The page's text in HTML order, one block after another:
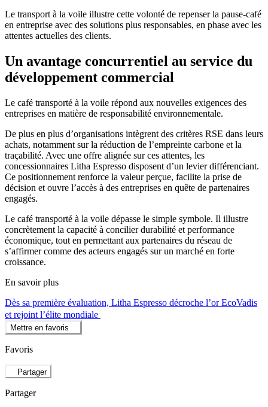
Le transport à la voile illustre cette volonté de repenser la pause-café
en entreprise avec des solutions plus responsables, en phase avec les
attentes actuelles des clients.
Un avantage concurrentiel au service du
développement commercial
Le café transporté à la voile répond aux nouvelles exigences des
entreprises en matière de responsabilité environnementale.
De plus en plus d’organisations intègrent des critères RSE dans leurs
achats, notamment sur la réduction de l’empreinte carbone et la
traçabilité. Avec une offre alignée sur ces attentes, les
concessionnaires Litha Espresso disposent d’un levier différenciant.
Ce positionnement renforce la valeur perçue, facilite la prise de
décision et ouvre l’accès à des entreprises en quête de partenaires
engagés.
Le café transporté à la voile dépasse le simple symbole. Il illustre
concrètement la capacité à concilier durabilité et performance
économique, tout en permettant aux partenaires du réseau de
s’affirmer comme des acteurs engagés sur un marché en forte
croissance.
En savoir plus
Dès sa première évaluation, Litha Espresso décroche l’or EcoVadis
et rejoint l’élite mondiale
Mettre en favoris
Favoris
Partager
Partager